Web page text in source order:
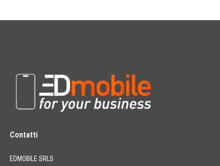
Contatti
EDMOBILE SRLS